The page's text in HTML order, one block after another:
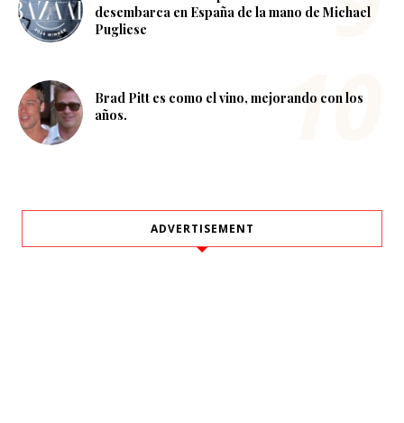
desembarca en España de la mano de Michael
Pugliese
Brad Pitt es como el vino, mejorando con los
años.
ADVERTISEMENT